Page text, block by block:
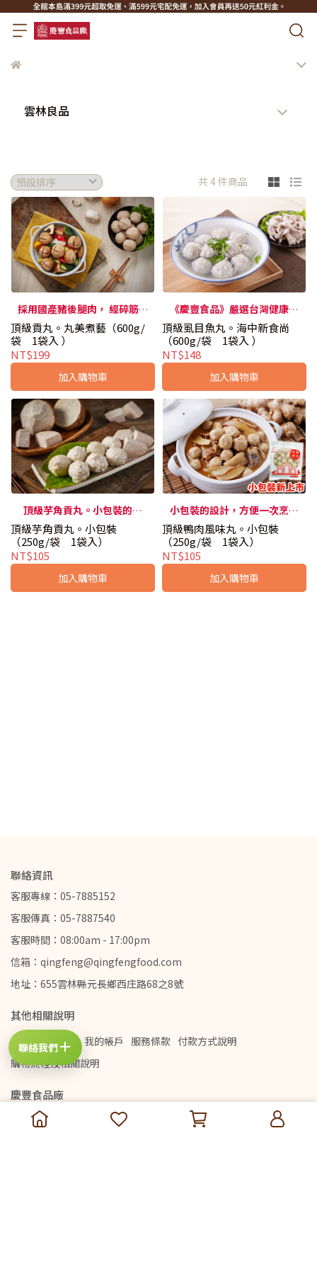
聯絡我們 ＋
雲林良品
共 4 件商品
採用國產豬後腿肉， 經碎筋、
乳化過程精煉，組織扎實、彈
性佳、口感優。
頂級貢丸。丸美煮藝（600g/
袋 1袋入 ）
NT$199
加入購物車
《慶豐食品》嚴選台灣健康優
質虱目魚，味道鮮甜、口感Q
彈，讓人回味十足的好滋味！
頂級虱目魚丸。海中新食尚
（600g/袋 1袋入 ）
NT$148
加入購物車
頂級芋角貢丸。小包裝的設
計，方便一次烹煮使用。
頂級芋角貢丸。小包裝
（250g/袋 1袋入）
NT$105
加入購物車
小包裝的設計，方便一次烹煮
使用。《慶豐食品》鴨肉風味
丸，知名薑母鴨食材，肉質鮮
頂級鴨肉風味丸。小包裝
（250g/袋 1袋入）
NT$105
加入購物車
聯絡資訊
客服專線：05-7885152
客服傳真：05-7887540
客服時間：08:00am - 17:00pm
信箱：qingfeng@qingfengfood.com
地址：655雲林縣元長鄉西庄路68之8號
其他相關說明
查詢 隱私政策 我的帳戶 服務條款 付款方式說明
購物流程及相關說明
慶豐食品廠
最新動態 品牌故事 購買通路